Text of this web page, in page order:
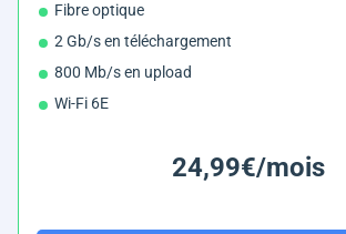
Fibre optique
2 Gb/s en téléchargement
800 Mb/s en upload
Wi-Fi 6E
24,99€/mois